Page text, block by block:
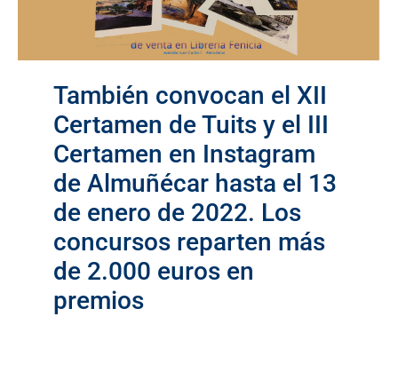
También convocan el XII
Certamen de Tuits y el III
Certamen en Instagram
de Almuñécar hasta el 13
de enero de 2022. Los
concursos reparten más
de 2.000 euros en
premios